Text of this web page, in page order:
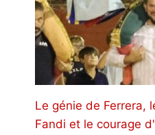
Le génie de Ferrera,
Fandi et le courage